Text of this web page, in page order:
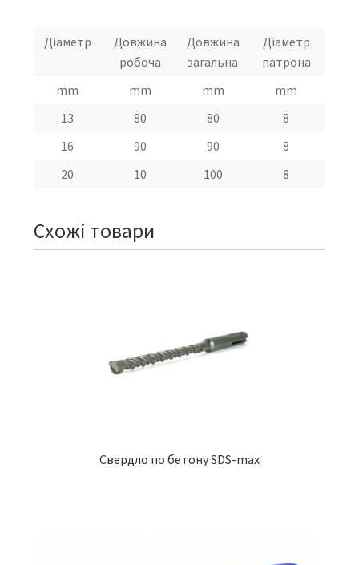
Діаметр
Довжина
робоча
Довжина
загальна
Діаметр
патрона
mm
mm mm
mm
13
80 80
8
16
90 90
8
20
10 100 8
Схожі товари
Свердло по бетону SDS-max